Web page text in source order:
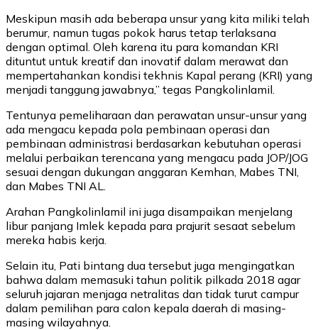
Meskipun masih ada beberapa unsur yang kita miliki telah
berumur, namun tugas pokok harus tetap terlaksana
dengan optimal. Oleh karena itu para komandan KRI
dituntut untuk kreatif dan inovatif dalam merawat dan
mempertahankan kondisi tekhnis Kapal perang (KRI) yang
menjadi tanggung jawabnya,” tegas Pangkolinlamil.
Tentunya pemeliharaan dan perawatan unsur-unsur yang
ada mengacu kepada pola pembinaan operasi dan
pembinaan administrasi berdasarkan kebutuhan operasi
melalui perbaikan terencana yang mengacu pada JOP/JOG
sesuai dengan dukungan anggaran Kemhan, Mabes TNI,
dan Mabes TNI AL.
Arahan Pangkolinlamil ini juga disampaikan menjelang
libur panjang Imlek kepada para prajurit sesaat sebelum
mereka habis kerja.
Selain itu, Pati bintang dua tersebut juga mengingatkan
bahwa dalam memasuki tahun politik pilkada 2018 agar
seluruh jajaran menjaga netralitas dan tidak turut campur
dalam pemilihan para calon kepala daerah di masing-
masing wilayahnya.